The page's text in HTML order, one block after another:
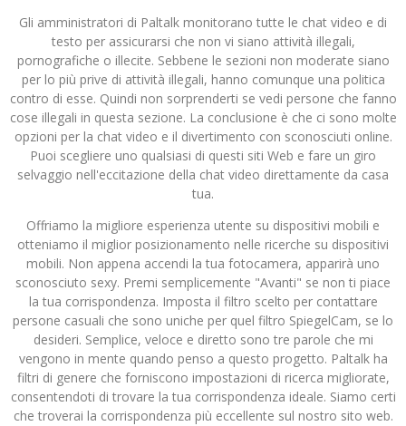
Gli amministratori di Paltalk monitorano tutte le chat video e di
testo per assicurarsi che non vi siano attività illegali,
pornografiche o illecite. Sebbene le sezioni non moderate siano
per lo più prive di attività illegali, hanno comunque una politica
contro di esse. Quindi non sorprenderti se vedi persone che fanno
cose illegali in questa sezione. La conclusione è che ci sono molte
opzioni per la chat video e il divertimento con sconosciuti online.
Puoi scegliere uno qualsiasi di questi siti Web e fare un giro
selvaggio nell'eccitazione della chat video direttamente da casa
tua.
Offriamo la migliore esperienza utente su dispositivi mobili e
otteniamo il miglior posizionamento nelle ricerche su dispositivi
mobili. Non appena accendi la tua fotocamera, apparirà uno
sconosciuto sexy. Premi semplicemente "Avanti" se non ti piace
la tua corrispondenza. Imposta il filtro scelto per contattare
persone casuali che sono uniche per quel filtro SpiegelCam, se lo
desideri. Semplice, veloce e diretto sono tre parole che mi
vengono in mente quando penso a questo progetto. Paltalk ha
filtri di genere che forniscono impostazioni di ricerca migliorate,
consentendoti di trovare la tua corrispondenza ideale. Siamo certi
che troverai la corrispondenza più eccellente sul nostro sito web.